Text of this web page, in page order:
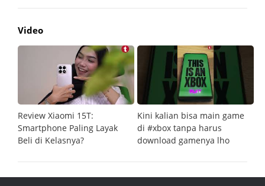
Video
Review Xiaomi 15T:
Smartphone Paling Layak
Beli di Kelasnya?
Kini kalian bisa main game
di #xbox tanpa harus
download gamenya lho